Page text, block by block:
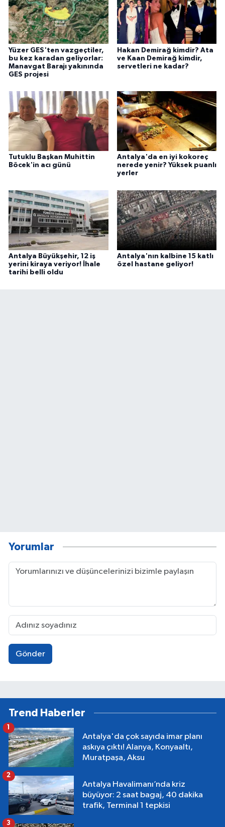
Yüzer GES'ten vazgeçtiler,
bu kez karadan geliyorlar:
Manavgat Barajı yakınında
GES projesi
Hakan Demirağ kimdir? Ata
ve Kaan Demirağ kimdir,
servetleri ne kadar?
Tutuklu Başkan Muhittin
Böcek'in acı günü
Antalya'da en iyi kokoreç
nerede yenir? Yüksek puanlı
yerler
Antalya Büyükşehir, 12 iş
yerini kiraya veriyor! İhale
tarihi belli oldu
Antalya'nın kalbine 15 katlı
özel hastane geliyor!
Yorumlar
Gönder
Trend Haberler
Antalya'da çok sayıda imar planı
askıya çıktı! Alanya, Konyaaltı,
Muratpaşa, Aksu
1
Antalya Havalimanı’nda kriz
büyüyor: 2 saat bagaj, 40 dakika
trafik, Terminal 1 tepkisi
2
3